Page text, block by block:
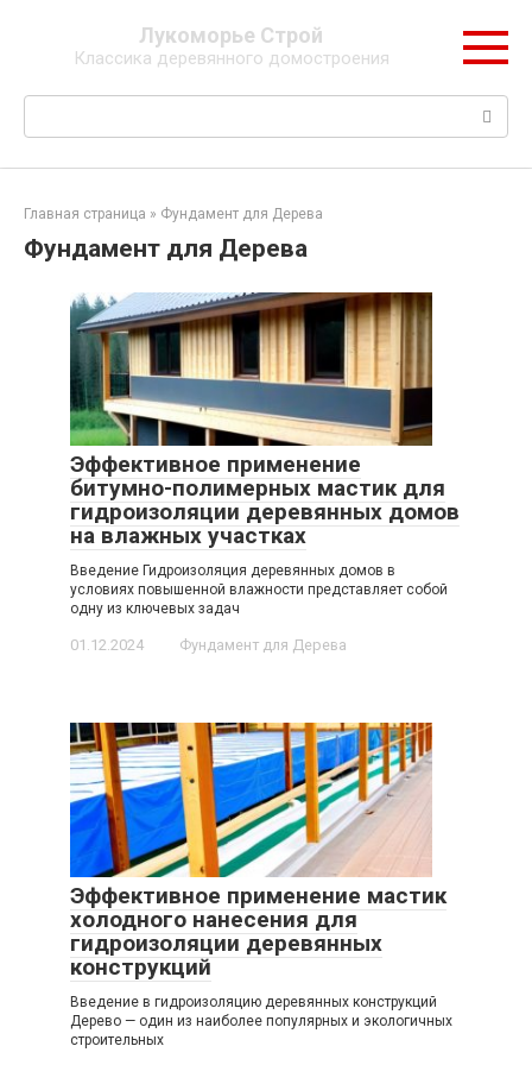
Лукоморье Строй
Классика деревянного домостроения
Поиск:
Главная страница » Фундамент для Дерева
Фундамент для Дерева
Эффективное применение
битумно-полимерных мастик для
гидроизоляции деревянных домов
на влажных участках
Введение Гидроизоляция деревянных домов в
условиях повышенной влажности представляет собой
одну из ключевых задач
01.12.2024 Фундамент для Дерева
Эффективное применение мастик
холодного нанесения для
гидроизоляции деревянных
конструкций
Введение в гидроизоляцию деревянных конструкций
Дерево — один из наиболее популярных и экологичных
строительных